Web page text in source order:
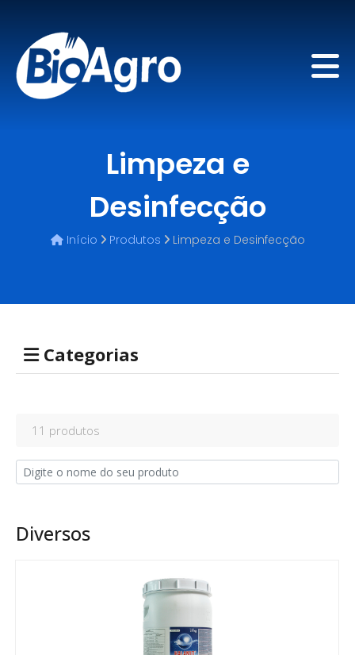
Limpeza e
Desinfecção
Início Produtos Limpeza e Desinfecção
Categorias
11 produtos
Diversos